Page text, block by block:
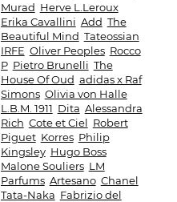
Murad Herve L.Leroux
Erika Cavallini Add The
Beautiful Mind Tateossian
IRFE Oliver Peoples Rocco
P Pietro Brunelli The
House Of Oud adidas x Raf
Simons Olivia von Halle
L.B.M. 1911 Dita Alessandra
Rich Cote et Ciel Robert
Piguet Korres Philip
Kingsley Hugo Boss
Malone Souliers LM
Parfums Artesano Chanel
Tata-Naka Fabrizio del